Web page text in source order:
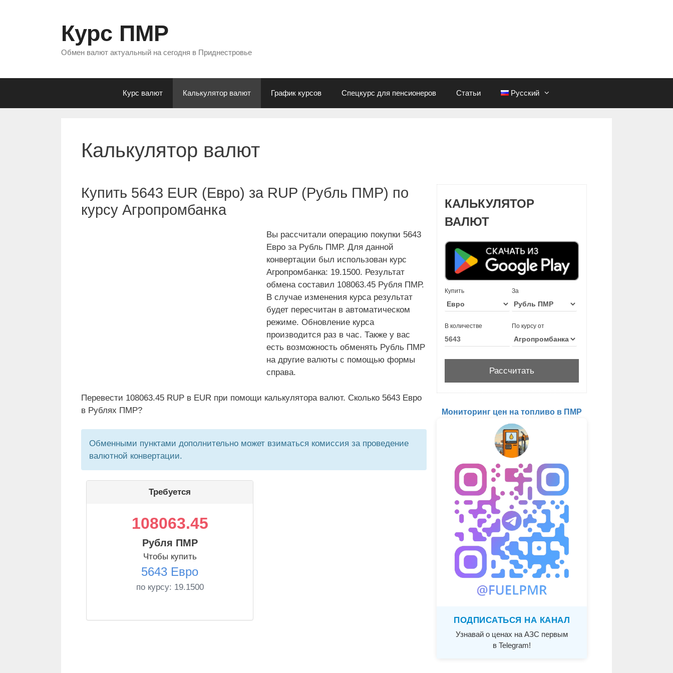
Курс ПМР
Обмен валют актуальный на сегодня в Приднестровье
Курс валют Калькулятор валют График курсов Спецкурс для пенсионеров Статьи Русский
Калькулятор валют
Купить 5643 EUR (Евро) за RUP (Рубль ПМР) по
курсу Агропромбанка
Вы рассчитали операцию покупки 5643
Евро за Рубль ПМР. Для данной
конвертации был использован курс
Агропромбанка: 19.1500. Результат
обмена составил 108063.45 Рубля ПМР.
В случае изменения курса результат
будет пересчитан в автоматическом
режиме. Обновление курса
производится раз в час. Также у вас
есть возможность обменять Рубль ПМР
на другие валюты с помощью формы
справа.
Перевести 108063.45 RUP в EUR при помощи калькулятора валют. Сколько 5643 Евро
в Рублях ПМР?
Обменными пунктами дополнительно может взиматься комиссия за проведение
валютной конвертации.
Требуется
108063.45
Рубля ПМР
Чтобы купить
5643 Евро
по курсу: 19.1500
КАЛЬКУЛЯТОР
ВАЛЮТ
Купить За
В количестве По курсу от
Мониторинг цен на топливо в ПМР
ПОДПИСАТЬСЯ НА КАНАЛ
Узнавай о ценах на АЗС первым
в Telegram!